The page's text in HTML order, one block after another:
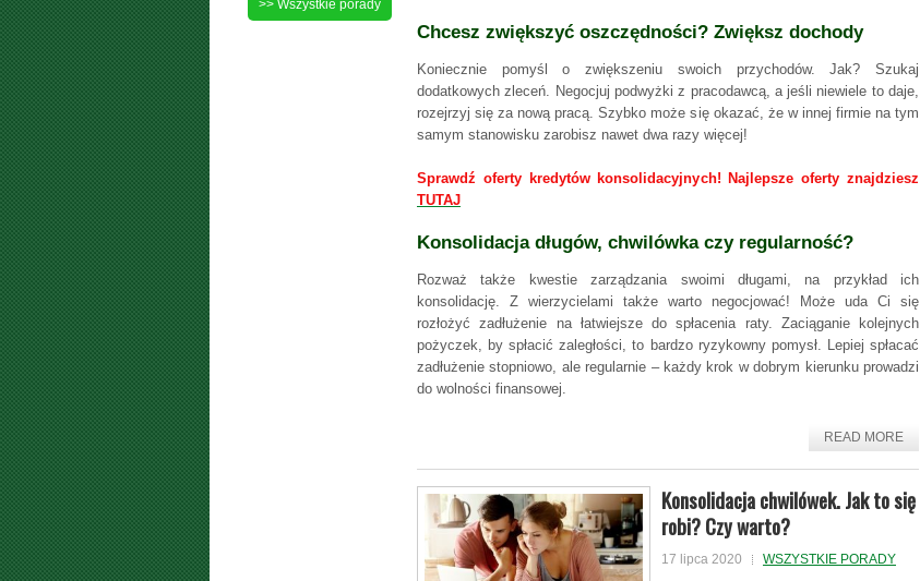
Chcesz zwiększyć oszczędności? Zwiększ dochody
Koniecznie pomyśl o zwiększeniu swoich przychodów. Jak? Szukaj
dodatkowych zleceń. Negocjuj podwyżki z pracodawcą, a jeśli niewiele to daje,
rozejrzyj się za nową pracą. Szybko może się okazać, że w innej firmie na tym
samym stanowisku zarobisz nawet dwa razy więcej!
Sprawdź oferty kredytów konsolidacyjnych! Najlepsze oferty znajdziesz
TUTAJ
Konsolidacja długów, chwilówka czy regularność?
Rozważ także kwestie zarządzania swoimi długami, na przykład ich
konsolidację. Z wierzycielami także warto negocjować! Może uda Ci się
rozłożyć zadłużenie na łatwiejsze do spłacenia raty. Zaciąganie kolejnych
pożyczek, by spłacić zaległości, to bardzo ryzykowny pomysł. Lepiej spłacać
zadłużenie stopniowo, ale regularnie – każdy krok w dobrym kierunku prowadzi
do wolności finansowej.
READ MORE
Konsolidacja chwilówek. Jak to się
robi? Czy warto?
17 lipca 2020 WSZYSTKIE PORADY
>> Wszystkie porady